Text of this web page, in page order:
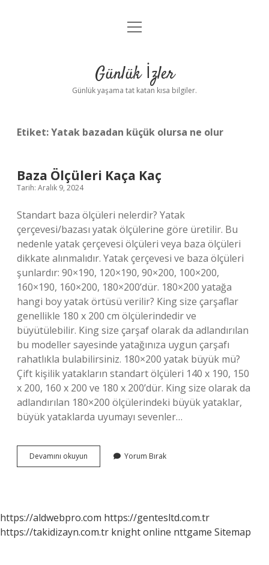
Anasayfa
Yasal Uyarı
menüyü
Günlük İzler
Günlük yaşama tat katan kısa bilgiler.
Etiket:Yatak bazadan küçük olursa ne olur
Baza Ölçüleri Kaça Kaç
Tarih: Aralık 9, 2024
Standart baza ölçüleri nelerdir? Yatak
çerçevesi/bazası yatak ölçülerine göre üretilir. Bu
nedenle yatak çerçevesi ölçüleri veya baza ölçüleri
dikkate alınmalıdır. Yatak çerçevesi ve baza ölçüleri
şunlardır: 90×190, 120×190, 90×200, 100×200,
160×190, 160×200, 180×200’dür. 180×200 yatağa
hangi boy yatak örtüsü verilir? King size çarşaflar
genellikle 180 x 200 cm ölçülerindedir ve
büyütülebilir. King size çarşaf olarak da adlandırılan
bu modeller sayesinde yatağınıza uygun çarşafı
rahatlıkla bulabilirsiniz. 180×200 yatak büyük mü?
Çift kişilik yatakların standart ölçüleri 140 x 190, 150
x 200, 160 x 200 ve 180 x 200’dür. King size olarak da
adlandırılan 180×200 ölçülerindeki büyük yataklar,
büyük yataklarda uyumayı sevenler…
Devamını okuyun
Ölçüleri
Yorum Bırak
https://aldwebpro.com https://gentesltd.com.tr
https://takidizayn.com.tr knight online nttgame Sitemap